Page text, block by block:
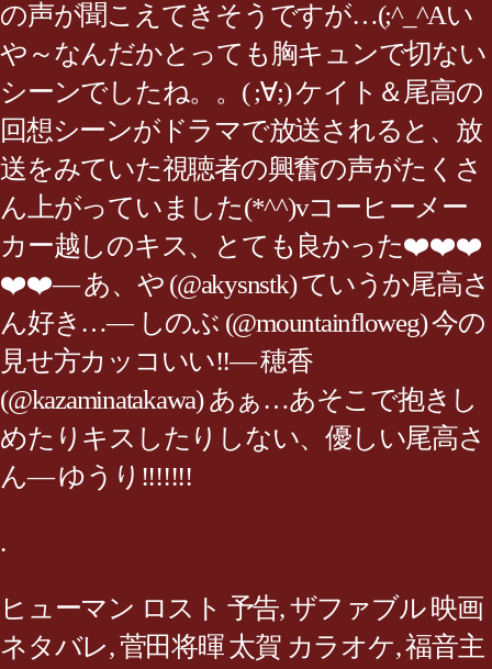
の声が聞こえてきそうですが…(;^_^Aい
や～なんだかとっても胸キュンで切ない
シーンでしたね。。( ;∀;) ケイト＆尾高の
回想シーンがドラマで放送されると、放
送をみていた視聴者の興奮の声がたくさ
ん上がっていました(*^^)vコーヒーメー
カー越しのキス、とても良かった❤️❤️❤️
❤️❤️— あ、や (@akysnstk) ていうか尾高さ
ん好き…— しのぶ (@mountainfloweg) 今の
見せ方カッコいい‼︎— 穂香
(@kazaminatakawa) あぁ…あそこで抱きし
めたりキスしたりしない、優しい尾高さ
ん— ゆうり!!!!!!!
.
ヒューマン ロスト 予告,ザファブル 映画
ネタバレ,菅田将暉 太賀 カラオケ,福音主